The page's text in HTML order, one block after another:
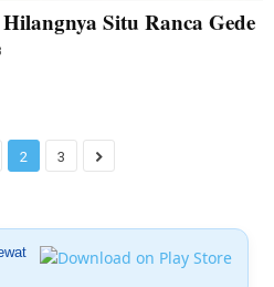
Situ Ranca Gede
2 3